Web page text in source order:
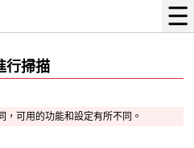
行掃描
，可用的功能和設定有所不同。